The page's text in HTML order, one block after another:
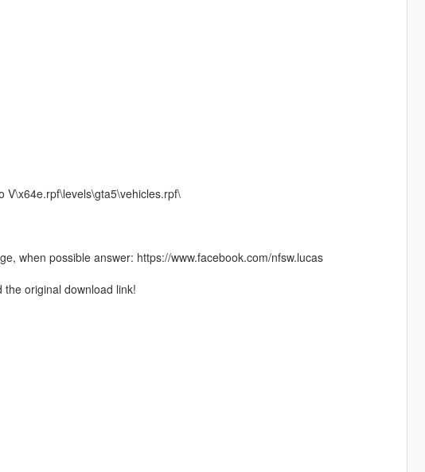
V\x64e.rpf\levels\gta5\vehicles.rpf\
when possible answer: https://www.facebook.com/nfsw.lucas
original download link!